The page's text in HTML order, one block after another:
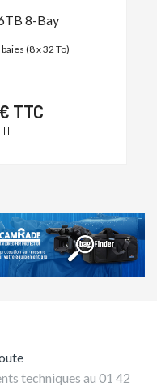
8-Bay
(8 x 32 To)
TTC
techniques au 01 42